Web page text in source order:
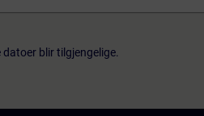
blir tilgjengelige.